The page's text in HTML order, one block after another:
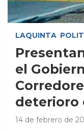
LAQUINTA
el
deterioro
14 de febrero de